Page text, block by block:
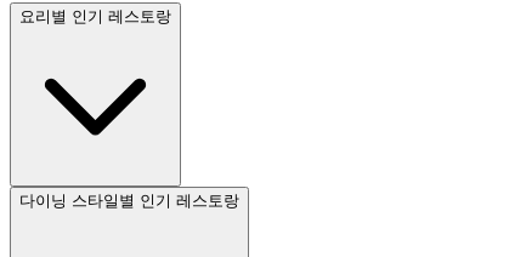
요리별 인기 레스토랑
다이닝 스타일별 인기 레스토랑